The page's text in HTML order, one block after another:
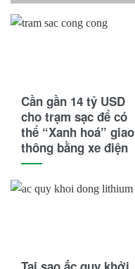
Cần gần 14 tỷ USD
cho trạm sạc để có
thể “Xanh hoá” giao
thông bằng xe điện